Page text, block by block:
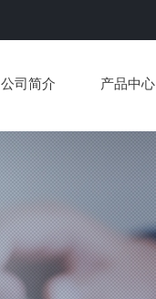
公司简介 产品中心